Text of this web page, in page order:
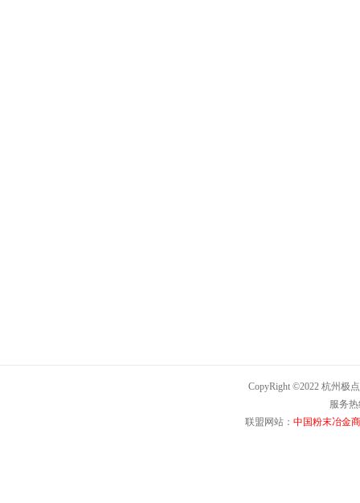
CopyRight ©2022 杭州极
服务热
联盟网站： 中国粉末冶金